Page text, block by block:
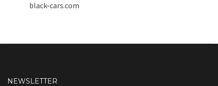
black-cars.com
NEWSLETTER